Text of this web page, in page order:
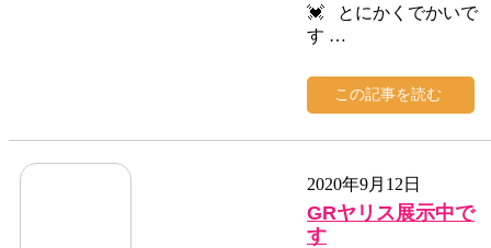
💓 とにかくでかいで
す …
この記事を読む
2020年9月12日
GRヤリス展示中で
す